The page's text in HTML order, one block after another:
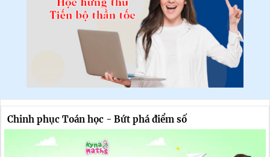
Chinh phục Toán học - Bứt phá điểm số